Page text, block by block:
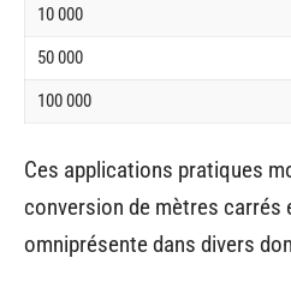
10 000
50 000
100 000
Ces applications pratiques
conversion de mètres carrés
omniprésente dans divers